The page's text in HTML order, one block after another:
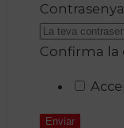
Contrasenya
Confirma la
Enviar